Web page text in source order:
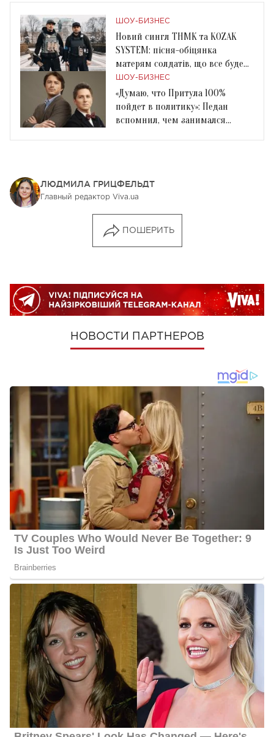
ШОУ-БИЗНЕС
Новий сингл ТНМК та KOZAK
SYSTEM: пісня-обіцянка
матерям солдатів, що все буде
добре
ШОУ-БИЗНЕС
«Думаю, что Притула 100%
пойдет в политику»: Педан
вспомнил, чем занимался
ЛЮДМИЛА ГРИЦФЕЛЬДТ
Главный редактор Viva.ua
ПОШЕРИТЬ
НОВОСТИ ПАРТНЕРОВ